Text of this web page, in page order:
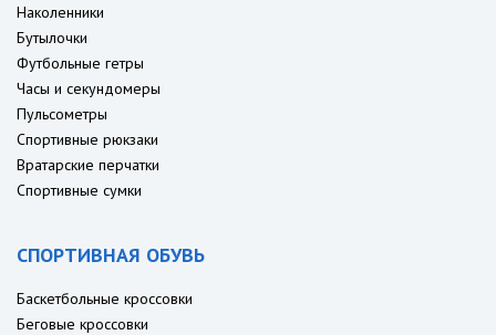
Наколенники
Бутылочки
Футбольные гетры
Часы и секундомеры
Пульсометры
Спортивные рюкзаки
Вратарские перчатки
Спортивные сумки
СПОРТИВНАЯ ОБУВЬ
Баскетбольные кроссовки
Беговые кроссовки